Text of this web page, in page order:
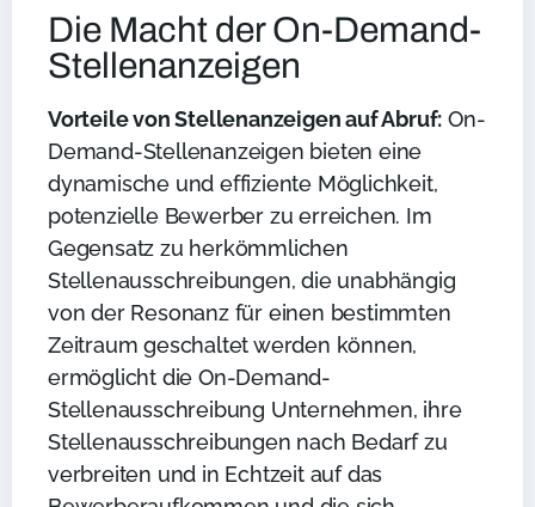
Die Macht der On-Demand-
Stellenanzeigen
Vorteile von Stellenanzeigen auf Abruf: On-
Demand-Stellenanzeigen bieten eine
dynamische und effiziente Möglichkeit,
potenzielle Bewerber zu erreichen. Im
Gegensatz zu herkömmlichen
Stellenausschreibungen, die unabhängig
von der Resonanz für einen bestimmten
Zeitraum geschaltet werden können,
ermöglicht die On-Demand-
Stellenausschreibung Unternehmen, ihre
Stellenausschreibungen nach Bedarf zu
verbreiten und in Echtzeit auf das